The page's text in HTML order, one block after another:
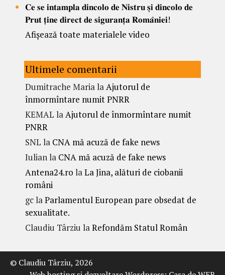
𝐂𝐞 𝐬𝐞 𝐢𝐧𝐭𝐚𝐦𝐩𝐥𝐚 𝐝𝐢𝐧𝐜𝐨𝐥𝐨 𝐝𝐞 𝐍𝐢𝐬𝐭𝐫𝐮 𝐬̦𝐢 𝐝𝐢𝐧𝐜𝐨𝐥𝐨 𝐝𝐞
𝐏𝐫𝐮𝐭 𝐭̦𝐢𝐧𝐞 𝐝𝐢𝐫𝐞𝐜𝐭 𝐝𝐞 𝐬𝐢𝐠𝐮𝐫𝐚𝐧𝐭̦𝐚 𝐑𝐨𝐦𝐚̂𝐧𝐢𝐞𝐢!
Afișează toate materialele video
Ultimele comentarii
Dumitrache MarialaAjutorul de
înmormîntare numit PNRR
KEMAL laAjutorul de înmormîntare numit
PNRR
SNL la CNA mă acuză de fake news
Iulianla CNA mă acuză de fake news
Antena24.ro laLa Jina, alături de ciobanii
români
gclaParlamentul European pare obsedat de
sexualitate.
Claudiu Târziu laRefondăm Statul Român
© Claudiu Târziu, 2026